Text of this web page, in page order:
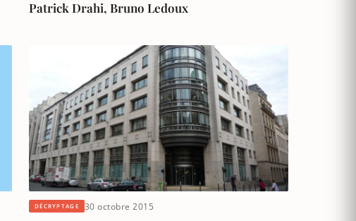
Patrick Drahi, Bruno Ledoux
DÉCRYPTAGE 30 octobre 2015